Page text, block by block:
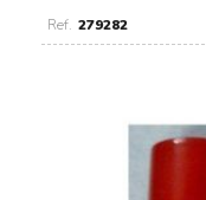
279282